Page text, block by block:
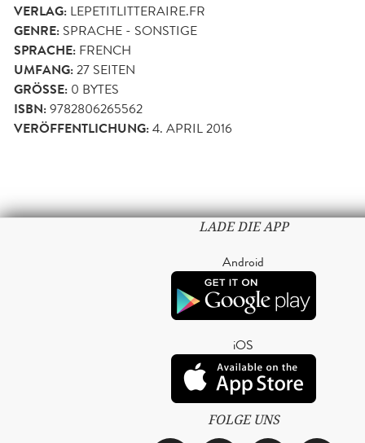
VERLAG: LEPETITLITTERAIRE.FR
GENRE: SPRACHE - SONSTIGE
SPRACHE: FRENCH
UMFANG:27 SEITEN
GRÖSSE: 0 BYTES
ISBN:9782806265562
VERÖFFENTLICHUNG:4. APRIL 2016
LADE DIE APP
Android
iOS
FOLGE UNS